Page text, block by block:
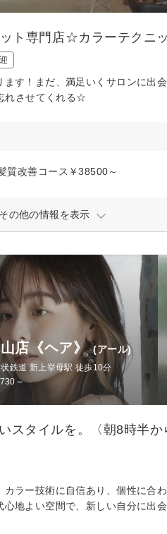
ト専門店☆カラーテクニ
す！まだ、満足いくサロンに出
れさせてくれる☆
質改善コース￥38500～
その他の情報を表示
店《ヘア》 (アール)
鉄道 新上挙母駅 徒歩10分
～
スタイルを。〈朝8時半
ラー技術に自信あり、個性に合
地よい空間で、新しい自分に出